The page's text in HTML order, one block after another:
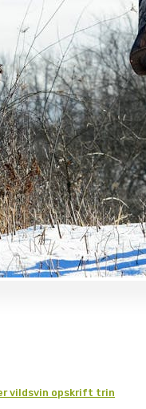
vildsvin opskrift trin